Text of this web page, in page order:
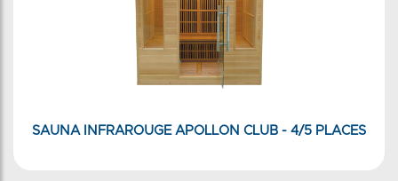
SAUNA INFRAROUGE APOLLON CLUB - 4/5 PLACES